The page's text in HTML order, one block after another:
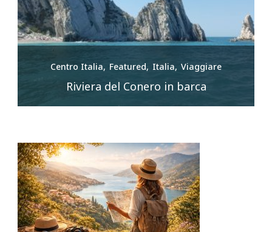
Centro Italia Featured Italia Viaggiare
Riviera del Conero in barca